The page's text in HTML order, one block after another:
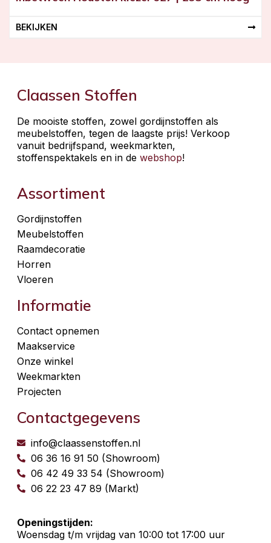
BEKIJKEN
Claassen Stoffen
De mooiste stoffen, zowel gordijnstoffen als
meubelstoffen, tegen de laagste prijs! Verkoop
vanuit bedrijfspand, weekmarkten,
stoffenspektakels en in de webshop!
Assortiment
Gordijnstoffen
Meubelstoffen
Raamdecoratie
Horren
Vloeren
Informatie
Contact opnemen
Maakservice
Onze winkel
Weekmarkten
Projecten
Contactgegevens
info@claassenstoffen.nl
06 36 16 91 50 (Showroom)
06 42 49 33 54 (Showroom)
06 22 23 47 89 (Markt)
Openingstijden:
Woensdag t/m vrijdag van 10:00 tot 17:00 uur